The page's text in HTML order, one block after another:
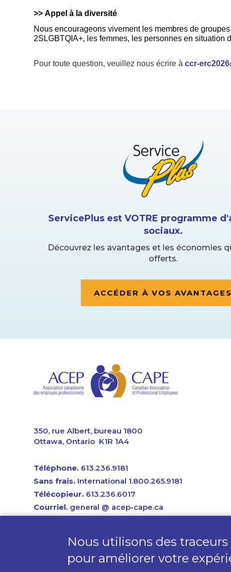
Nous utilisons des
pour améliorer votre
>> Appel à la diversité
Nous encourageons vivement les membres de
2SLGBTQIA+, les femmes, les personnes en situation
Pour toute question, veuillez nous écrire à ccr-
ServicePlus est VOTRE programme
sociaux.
Découvrez les avantages et les économies
offerts.
ACCÉDER À VOS AVANTAGES
350, rue Albert, bureau 1800
Ottawa, Ontario K1R 1A4
Téléphone. 613.236.9181
Sans frais. International 1.800.265.9181
Télécopieur. 613.236.6017
Courriel. general @ acep-cape.ca
Politique sur l'Accessibilité
.
Politique sur la confidentialité